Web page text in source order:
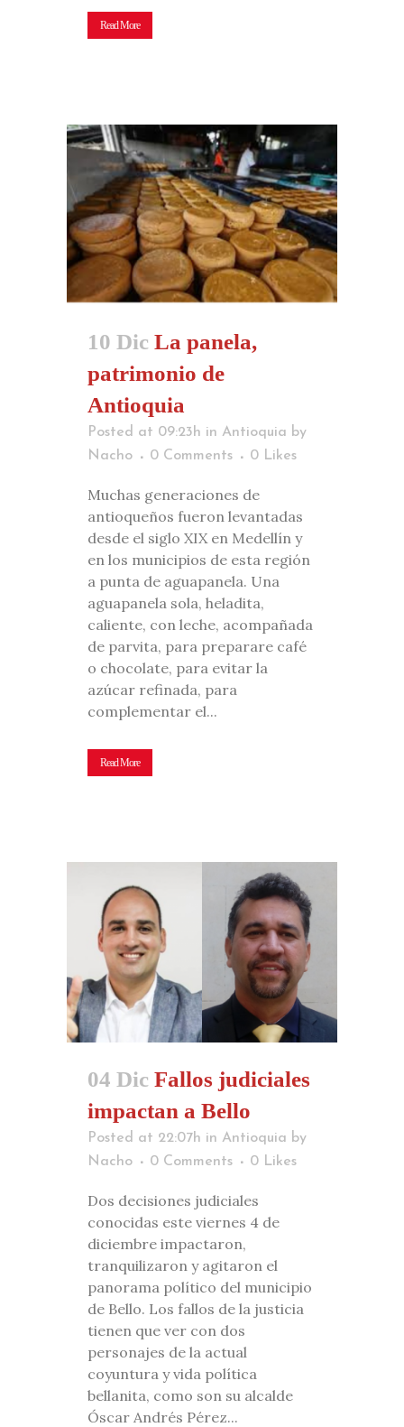
Read More
10 Dic La panela,
patrimonio de
Antioquia
Posted at 09:23h in Antioquia by
Nacho
0 Comments 0 Likes
Muchas generaciones de
antioqueños fueron levantadas
desde el siglo XIX en Medellín y
en los municipios de esta región
a punta de aguapanela. Una
aguapanela sola, heladita,
caliente, con leche, acompañada
de parvita, para preparare café
o chocolate, para evitar la
azúcar refinada, para
complementar el...
Read More
04 Dic Fallos judiciales
impactan a Bello
Posted at 22:07h in Antioquia by
Nacho
0 Comments 0 Likes
Dos decisiones judiciales
conocidas este viernes 4 de
diciembre impactaron,
tranquilizaron y agitaron el
panorama político del municipio
de Bello. Los fallos de la justicia
tienen que ver con dos
personajes de la actual
coyuntura y vida política
bellanita, como son su alcalde
Óscar Andrés Pérez...